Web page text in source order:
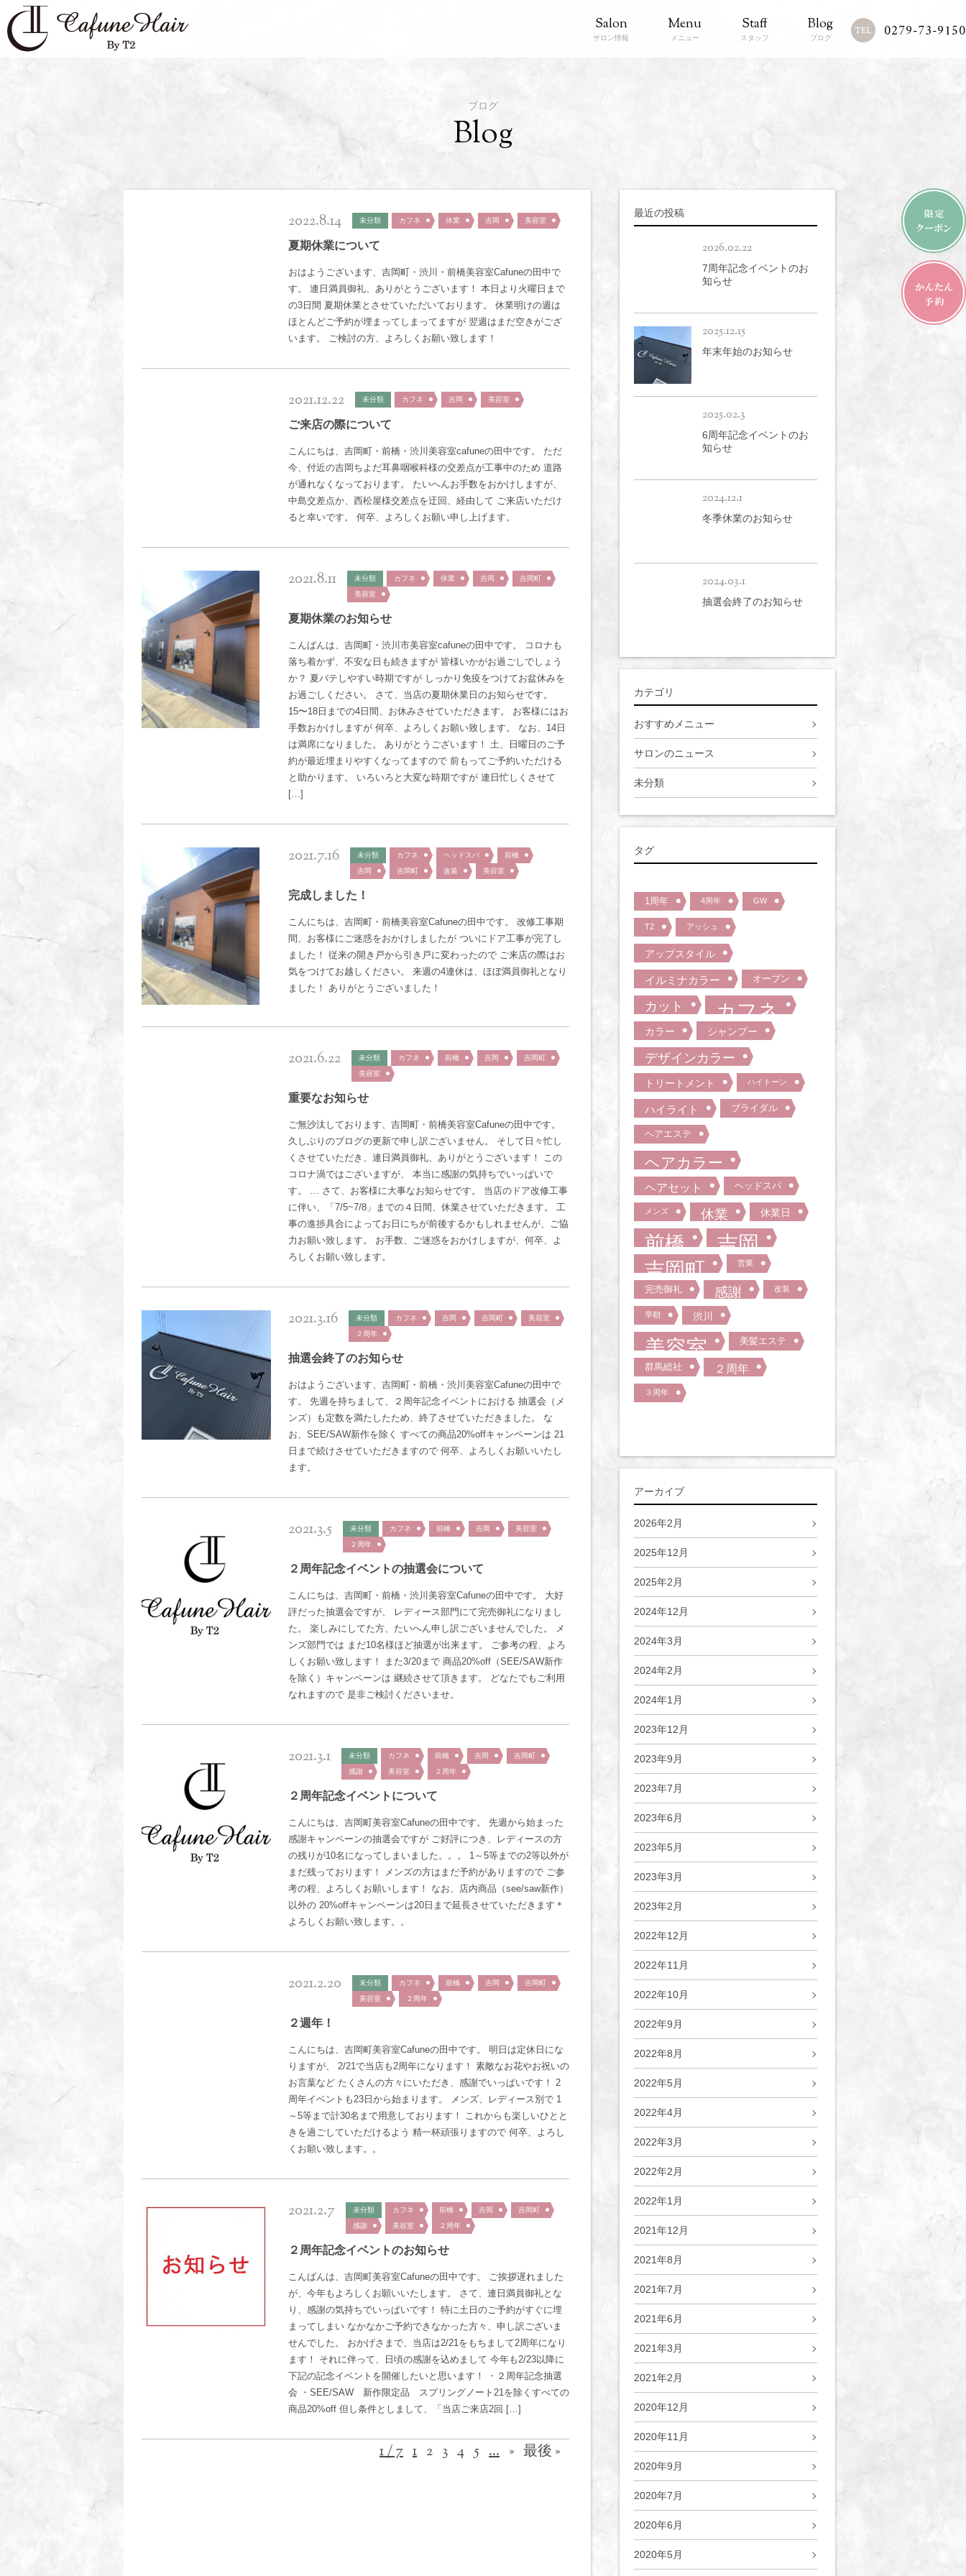
Salon
サロン情報
Menu
メニュー
Staff
スタッフ
Blog
ブログ 0279-73-9150
ブログ
Blog
2022.8.14 未分類 カフネ 休業 吉岡 美容室
夏期休業について
おはようございます、吉岡町・渋川・前橋美容室Cafuneの田中で
す。 連日満員御礼、ありがとうございます！ 本日より火曜日まで
の3日間 夏期休業とさせていただいております。 休業明けの週は
ほとんどご予約が埋まってしまってますが 翌週はまだ空きがござ
います。 ご検討の方、よろしくお願い致します！
2021.12.22 未分類 カフネ 吉岡 美容室
ご来店の際について
こんにちは、吉岡町・前橋・渋川美容室cafuneの田中です。 ただ
今、付近の吉岡ちよだ耳鼻咽喉科様の交差点が工事中のため 道路
が通れなくなっております。 たいへんお手数をおかけしますが、
中島交差点か、西松屋様交差点を迂回、経由して ご来店いただけ
ると幸いです。 何卒、よろしくお願い申し上げます。
2021.8.11 未分類 カフネ 休業 吉岡
吉岡町
美容室
夏期休業のお知らせ
こんばんは、吉岡町・渋川市美容室cafuneの田中です。 コロナも
落ち着かず、不安な日も続きますが 皆様いかがお過ごしでしょう
か？ 夏バテしやすい時期ですが しっかり免疫をつけてお盆休みを
お過ごしください。 さて、当店の夏期休業日のお知らせです。
15〜18日までの4日間、お休みさせていただきます。 お客様にはお
手数おかけしますが 何卒、よろしくお願い致します。 なお、14日
は満席になりました。 ありがとうございます！ 土、日曜日のご予
約が最近埋まりやすくなってますので 前もってご予約いただける
と助かります。 いろいろと大変な時期ですが 連日忙しくさせて
[…]
2021.7.16 未分類 カフネ ヘッドスパ
前橋
吉岡
吉岡町 改装 美容室
完成しました！
こんにちは、吉岡町・前橋美容室Cafuneの田中です。 改修工事期
間、お客様にご迷惑をおかけしましたが ついにドア工事が完了し
ました！ 従来の開き戸から引き戸に変わったので ご来店の際はお
気をつけてお越しください。 来週の4連休は、ほぼ満員御礼となり
ました！ ありがとうございました！
2021.6.22 未分類 カフネ 前橋 吉岡
吉岡町
美容室
重要なお知らせ
ご無沙汰しております、吉岡町・前橋美容室Cafuneの田中です。
久しぶりのブログの更新で申し訳ございません。 そして日々忙し
くさせていただき、連日満員御礼、ありがとうございます！ この
コロナ渦ではございますが、 本当に感謝の気持ちでいっぱいで
す。 … さて、お客様に大事なお知らせです。 当店のドア改修工事
に伴い、「7/5~7/8」までの４日間、休業させていただきます。 工
事の進捗具合によってお日にちが前後するかもしれませんが、ご協
力お願い致します。 お手数、ご迷惑をおかけしますが、何卒、よ
ろしくお願い致します。
2021.3.16 未分類 カフネ 吉岡 吉岡町
美容室
２周年
抽選会終了のお知らせ
おはようございます、吉岡町・前橋・渋川美容室Cafuneの田中で
す。 先週を持ちまして、２周年記念イベントにおける 抽選会（メ
ンズ）も定数を満たしたため、終了させていただきました。 な
お、SEE/SAW新作を除く すべての商品20%offキャンペーンは 21
日まで続けさせていただきますので 何卒、よろしくお願いいたし
ます。
2021.3.5 未分類 カフネ 前橋 吉岡
美容室
２周年
２周年記念イベントの抽選会について
こんにちは、吉岡町・前橋・渋川美容室Cafuneの田中です。 大好
評だった抽選会ですが、 レディース部門にて完売御礼になりまし
た。 楽しみにしてた方、たいへん申し訳ございませんでした。 メ
ンズ部門では まだ10名様ほど抽選が出来ます。 ご参考の程、よろ
しくお願い致します！ また3/20まで 商品20%off（SEE/SAW新作
を除く）キャンペーンは 継続させて頂きます。 どなたでもご利用
なれますので 是非ご検討くださいませ。
2021.3.1 未分類 カフネ 前橋 吉岡
吉岡町
感謝
美容室 ２周年
２周年記念イベントについて
こんにちは、吉岡町美容室Cafuneの田中です。 先週から始まった
感謝キャンペーンの抽選会ですが ご好評につき、レディースの方
の残りが10名になってしまいました。。。 1～5等までの2等以外が
まだ残っております！ メンズの方はまだ予約がありますので ご参
考の程、よろしくお願いします！ なお、店内商品（see/saw新作）
以外の 20%offキャンペーンは20日まで延長させていただきます＊
よろしくお願い致します。。
2021.2.20 未分類 カフネ 前橋 吉岡
吉岡町
美容室
２周年
２週年！
こんにちは、吉岡町美容室Cafuneの田中です。 明日は定休日にな
りますが、 2/21で当店も2周年になります！ 素敵なお花やお祝いの
お言葉など たくさんの方々にいただき、感謝でいっぱいです！ 2
周年イベントも23日から始まります。 メンズ、レディース別で 1
～5等まで計30名まで用意しております！ これからも楽しいひとと
きを過ごしていただけるよう 精一杯頑張りますので 何卒、よろし
くお願い致します。。
2021.2.7 未分類 カフネ 前橋 吉岡
吉岡町
感謝
美容室 ２周年
２周年記念イベントのお知らせ
こんばんは、吉岡町美容室Cafuneの田中です。 ご挨拶遅れました
が、今年もよろしくお願いいたします。 さて、連日満員御礼とな
り、感謝の気持ちでいっぱいです！ 特に土日のご予約がすぐに埋
まってしまい なかなかご予約できなかった方々、申し訳ございま
せんでした。 おかげさまで、当店は2/21をもちまして2周年になり
ます！ それに伴って、日頃の感謝を込めまして 今年も2/23以降に
下記の記念イベントを開催したいと思います！ ・２周年記念抽選
会 ・SEE/SAW 新作限定品 スプリングノート21を除くすべての
商品20%off 但し条件としまして、「当店ご来店2回 […]
1 / 7 1 2 3 4 5 ... » 最後 »
最近の投稿
2026.02.22
7周年記念イベントのお
知らせ
2025.12.15
年末年始のお知らせ
2025.02.3
6周年記念イベントのお
知らせ
2024.12.1
冬季休業のお知らせ
2024.03.1
抽選会終了のお知らせ
カテゴリ
おすすめメニュー
サロンのニュース
未分類
タグ
1周年 4周年 GW
T2 アッシュ
アップスタイル
イルミナカラー オープン
カット カフネ
カラー シャンプー
デザインカラー
トリートメント ハイトーン
ハイライト ブライダル
ヘアエステ
ヘアカラー
ヘアセット ヘッドスパ
メンズ 休業 休業日
前橋
吉岡
吉岡町
営業
完売御礼 感謝 改装
早朝 渋川
美容室 美髪エステ
群馬総社 ２周年
３周年
アーカイブ
2026年2月
2025年12月
2025年2月
2024年12月
2024年3月
2024年2月
2024年1月
2023年12月
2023年9月
2023年7月
2023年6月
2023年5月
2023年3月
2023年2月
2022年12月
2022年11月
2022年10月
2022年9月
2022年8月
2022年5月
2022年4月
2022年3月
2022年2月
2022年1月
2021年12月
2021年8月
2021年7月
2021年6月
2021年3月
2021年2月
2020年12月
2020年11月
2020年9月
2020年7月
2020年6月
2020年5月